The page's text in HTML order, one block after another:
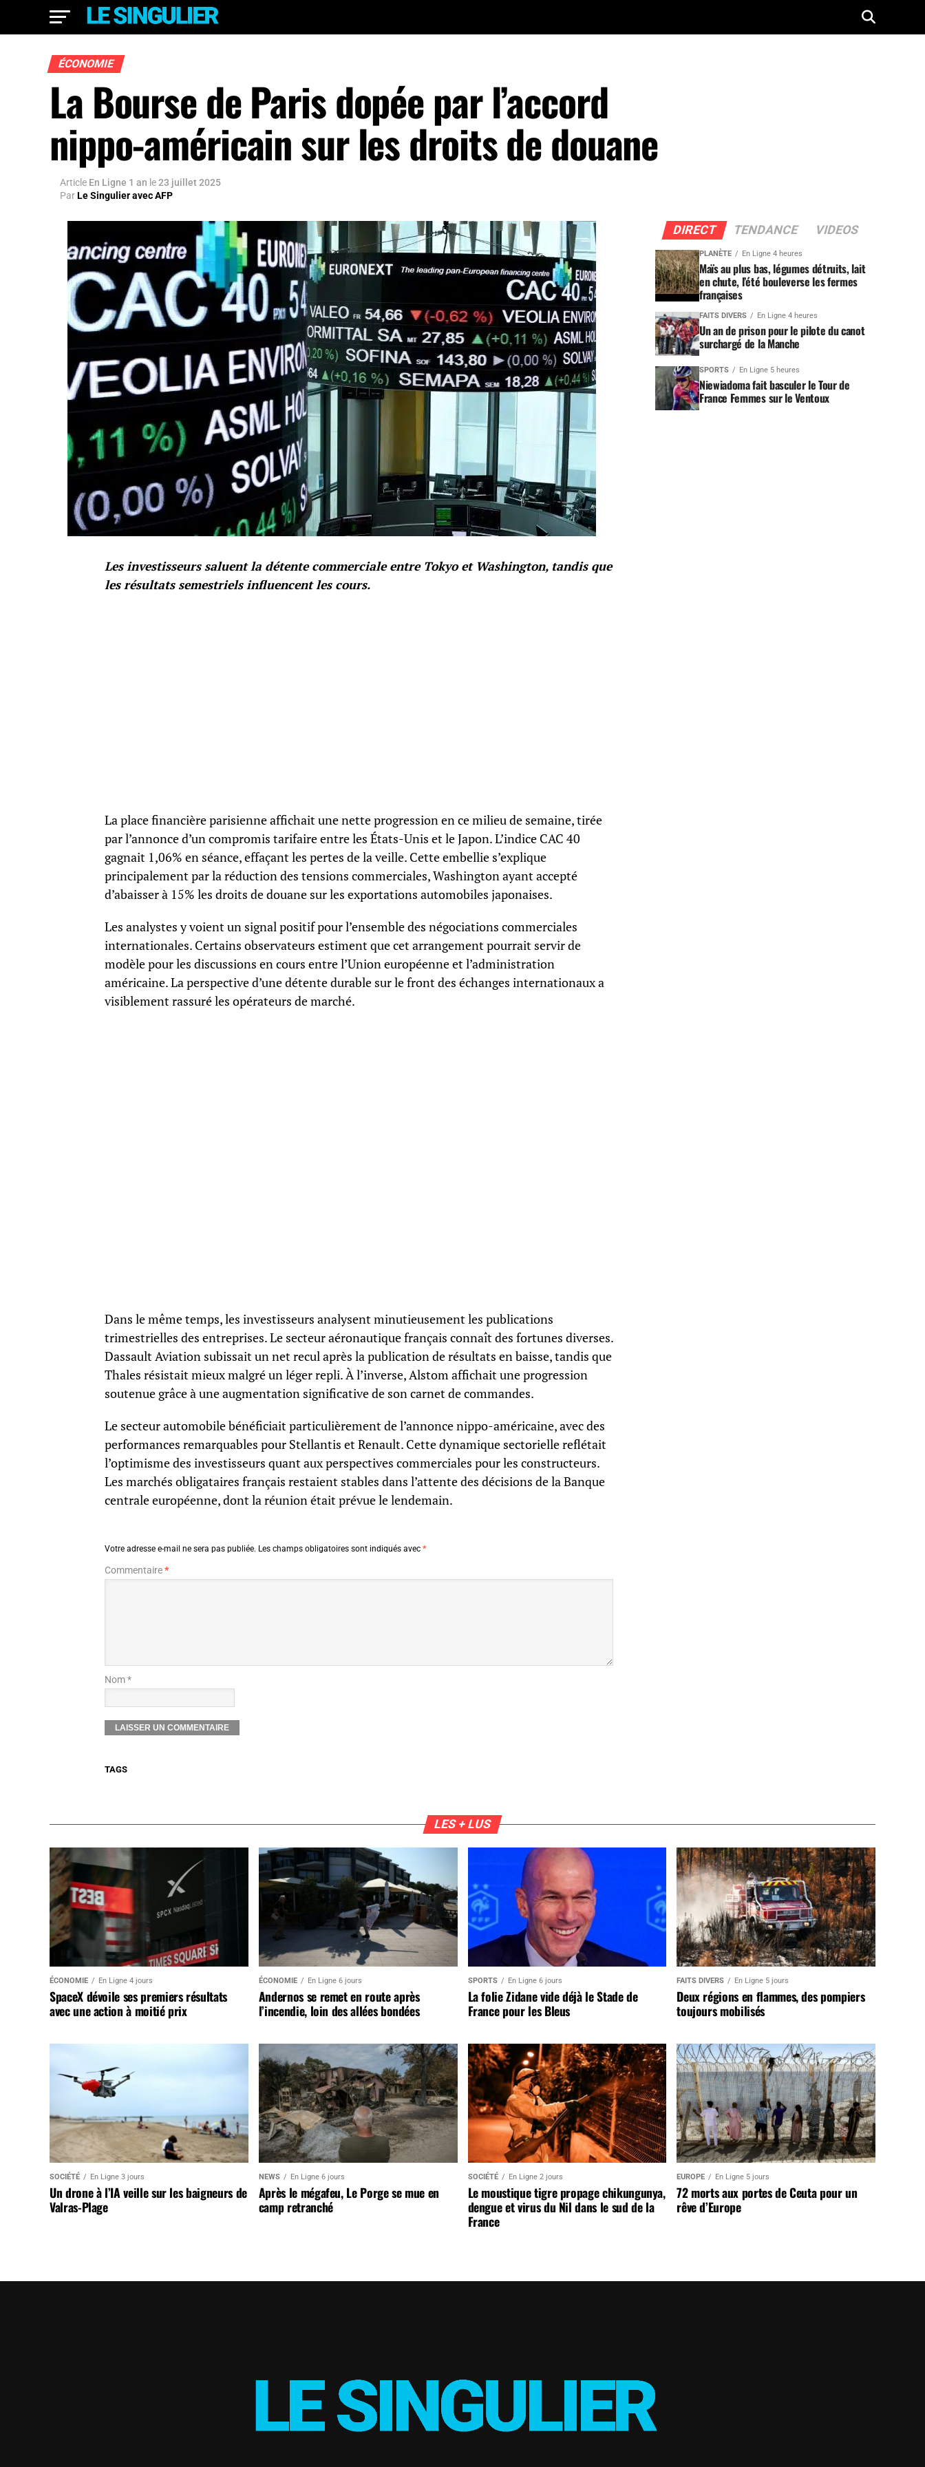
ÉCONOMIE
La Bourse de Paris dopée par l’accord
nippo-américain sur les droits de douane
Article En Ligne 1 an le23 juillet 2025
ParLe Singulier avec AFP
Les investisseurs saluent la détente commerciale entre Tokyo et Washington, tandis que
les résultats semestriels influencent les cours.
La place financière parisienne affichait une nette progression en ce milieu de semaine, tirée
par l’annonce d’un compromis tarifaire entre les États-Unis et le Japon. L’indice CAC 40
gagnait 1,06% en séance, effaçant les pertes de la veille. Cette embellie s’explique
principalement par la réduction des tensions commerciales, Washington ayant accepté
d’abaisser à 15% les droits de douane sur les exportations automobiles japonaises.
Les analystes y voient un signal positif pour l’ensemble des négociations commerciales
internationales. Certains observateurs estiment que cet arrangement pourrait servir de
modèle pour les discussions en cours entre l’Union européenne et l’administration
américaine. La perspective d’une détente durable sur le front des échanges internationaux a
visiblement rassuré les opérateurs de marché.
Dans le même temps, les investisseurs analysent minutieusement les publications
trimestrielles des entreprises. Le secteur aéronautique français connaît des fortunes diverses.
Dassault Aviation subissait un net recul après la publication de résultats en baisse, tandis que
Thales résistait mieux malgré un léger repli. À l’inverse, Alstom affichait une progression
soutenue grâce à une augmentation significative de son carnet de commandes.
Le secteur automobile bénéficiait particulièrement de l’annonce nippo-américaine, avec des
performances remarquables pour Stellantis et Renault. Cette dynamique sectorielle reflétait
l’optimisme des investisseurs quant aux perspectives commerciales pour les constructeurs.
Les marchés obligataires français restaient stables dans l’attente des décisions de la Banque
centrale européenne, dont la réunion était prévue le lendemain.
Votre adresse e-mail ne sera pas publiée. Les champs obligatoires sont indiqués avec *
Commentaire*
Nom *
TAGS
DIRECT TENDANCE VIDEOS
PLANÈTE En Ligne 4 heures
Maïs au plus bas, légumes détruits, lait
en chute, l’été bouleverse les fermes
françaises
FAITS DIVERS En Ligne 4 heures
Un an de prison pour le pilote du canot
surchargé de la Manche
SPORTS En Ligne 5 heures
Niewiadoma fait basculer le Tour de
France Femmes sur le Ventoux
LES + LUS
ÉCONOMIE En Ligne 4 jours
SpaceX dévoile ses premiers résultats
avec une action à moitié prix
ÉCONOMIE En Ligne 6 jours
Andernos se remet en route après
l’incendie, loin des allées bondées
SPORTS En Ligne 6 jours
La folie Zidane vide déjà le Stade de
France pour les Bleus
FAITS DIVERS En Ligne 5 jours
Deux régions en flammes, des pompiers
toujours mobilisés
SOCIÉTÉ En Ligne 3 jours
Un drone à l’IA veille sur les baigneurs de
Valras-Plage
NEWS En Ligne 6 jours
Après le mégafeu, Le Porge se mue en
camp retranché
SOCIÉTÉ En Ligne 2 jours
Le moustique tigre propage chikungunya,
dengue et virus du Nil dans le sud de la
France
EUROPE En Ligne 5 jours
72 morts aux portes de Ceuta pour un
rêve d’Europe